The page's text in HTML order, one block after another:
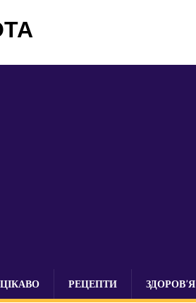
ЦІКАВО РЕЦЕПТИ ЗДОРОВ’Я